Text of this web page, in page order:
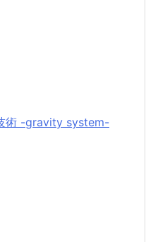
術 -gravity system-